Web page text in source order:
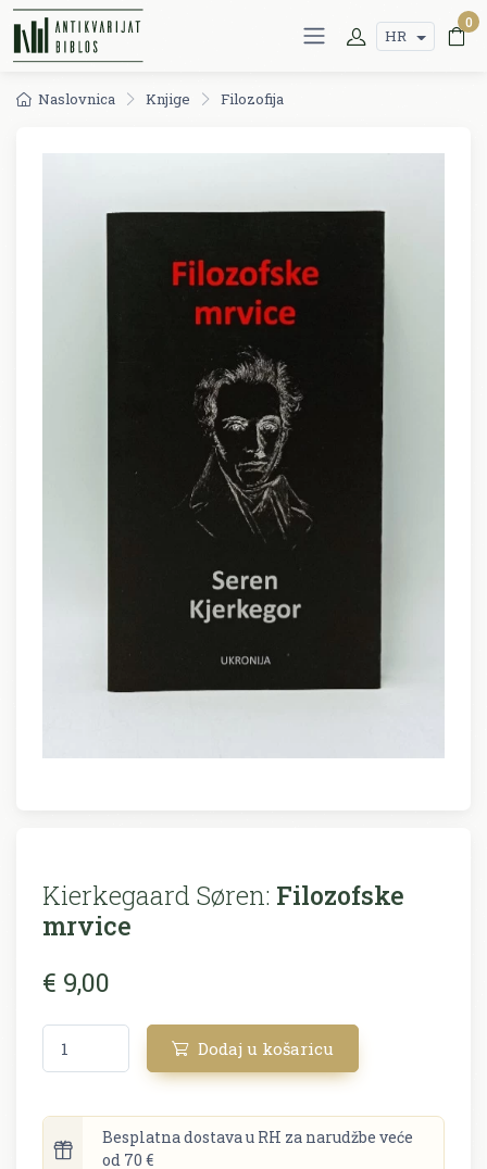
HR
0
Naslovnica Knjige Filozofija
Kierkegaard Søren: Filozofske
mrvice
€ 9,00
Dodaj u košaricu
Besplatna dostava u RH za narudžbe veće
od 70 €